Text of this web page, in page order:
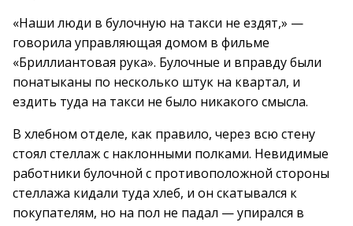
«Наши люди в булочную на такси не ездят,» —
говорила управляющая домом в фильме
«Бриллиантовая рука». Булочные и вправду были
понатыканы по несколько штук на квартал, и
ездить туда на такси не было никакого смысла.
В хлебном отделе, как правило, через всю стену
стоял стеллаж с наклонными полками. Невидимые
работники булочной с противоположной стороны
стеллажа кидали туда хлеб, и он скатывался к
покупателям, но на пол не падал — упирался в